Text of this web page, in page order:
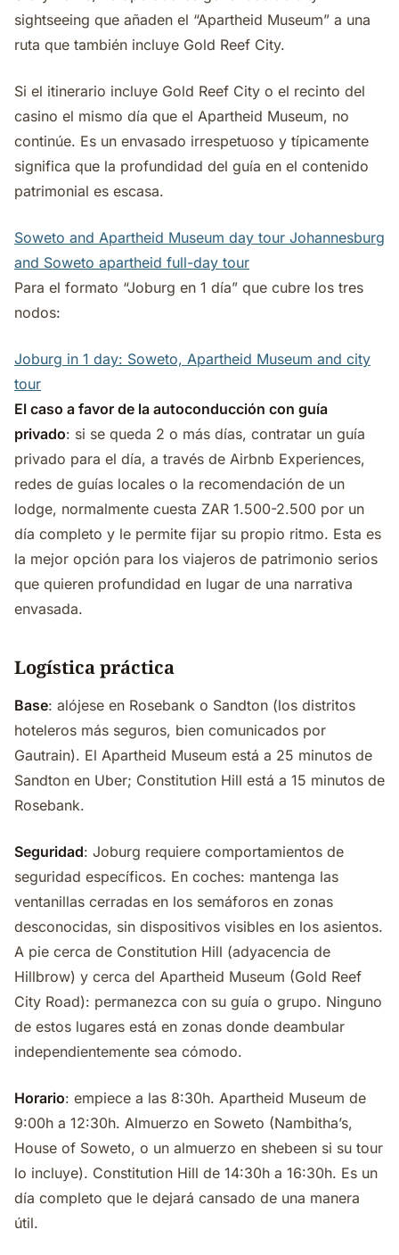
sightseeing que añaden el “Apartheid Museum” a una
ruta que también incluye Gold Reef City.
Si el itinerario incluye Gold Reef City o el recinto del
casino el mismo día que el Apartheid Museum, no
continúe. Es un envasado irrespetuoso y típicamente
significa que la profundidad del guía en el contenido
patrimonial es escasa.
Soweto and Apartheid Museum day tour Johannesburg
and Soweto apartheid full-day tour
Para el formato “Joburg en 1 día” que cubre los tres
nodos:
Joburg in 1 day: Soweto, Apartheid Museum and city
tour
El caso a favor de la autoconducción con guía
privado: si se queda 2 o más días, contratar un guía
privado para el día, a través de Airbnb Experiences,
redes de guías locales o la recomendación de un
lodge, normalmente cuesta ZAR 1.500-2.500 por un
día completo y le permite fijar su propio ritmo. Esta es
la mejor opción para los viajeros de patrimonio serios
que quieren profundidad en lugar de una narrativa
envasada.
Logística práctica
Base: alójese en Rosebank o Sandton (los distritos
hoteleros más seguros, bien comunicados por
Gautrain). El Apartheid Museum está a 25 minutos de
Sandton en Uber; Constitution Hill está a 15 minutos de
Rosebank.
Seguridad: Joburg requiere comportamientos de
seguridad específicos. En coches: mantenga las
ventanillas cerradas en los semáforos en zonas
desconocidas, sin dispositivos visibles en los asientos.
A pie cerca de Constitution Hill (adyacencia de
Hillbrow) y cerca del Apartheid Museum (Gold Reef
City Road): permanezca con su guía o grupo. Ninguno
de estos lugares está en zonas donde deambular
independientemente sea cómodo.
Horario: empiece a las 8:30h. Apartheid Museum de
9:00h a 12:30h. Almuerzo en Soweto (Nambitha’s,
House of Soweto, o un almuerzo en shebeen si su tour
lo incluye). Constitution Hill de 14:30h a 16:30h. Es un
día completo que le dejará cansado de una manera
útil.